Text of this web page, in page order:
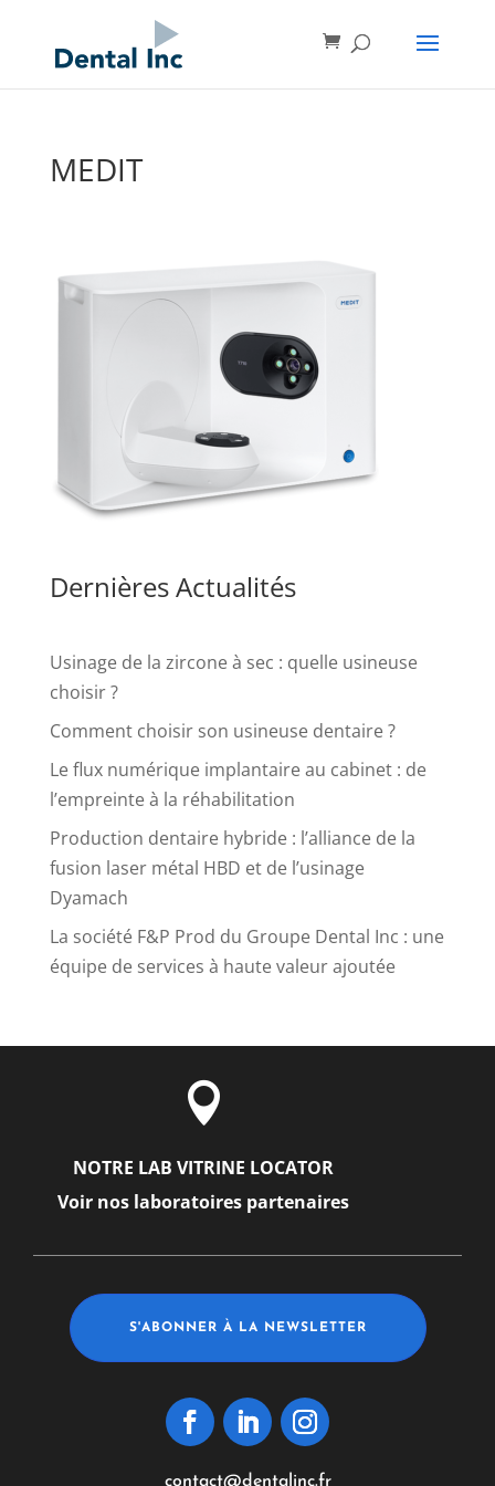
MEDIT
Dernières Actualités
Usinage de la zircone à sec : quelle usineuse
choisir ?
Comment choisir son usineuse dentaire ?
Le flux numérique implantaire au cabinet : de
l’empreinte à la réhabilitation
Production dentaire hybride : l’alliance de la
fusion laser métal HBD et de l’usinage
Dyamach
La société F&P Prod du Groupe Dental Inc : une
équipe de services à haute valeur ajoutée

NOTRE LAB VITRINE LOCATOR
Voir nos laboratoires partenaires
S'ABONNER À LA NEWSLETTER
contact@dentalinc.fr